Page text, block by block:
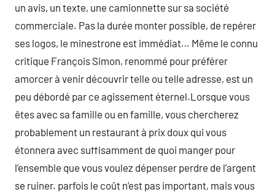
un avis, un texte, une camionnette sur sa société
commerciale. Pas la durée monter possible, de repérer
ses logos, le minestrone est immédiat… Même le connu
critique François Simon, renommé pour préférer
amorcer à venir découvrir telle ou telle adresse, est un
peu débordé par ce agissement éternel.Lorsque vous
êtes avec sa famille ou en famille, vous chercherez
probablement un restaurant à prix doux qui vous
étonnera avec suffisamment de quoi manger pour
l’ensemble que vous voulez dépenser perdre de l’argent
se ruiner. parfois le coût n’est pas important, mais vous